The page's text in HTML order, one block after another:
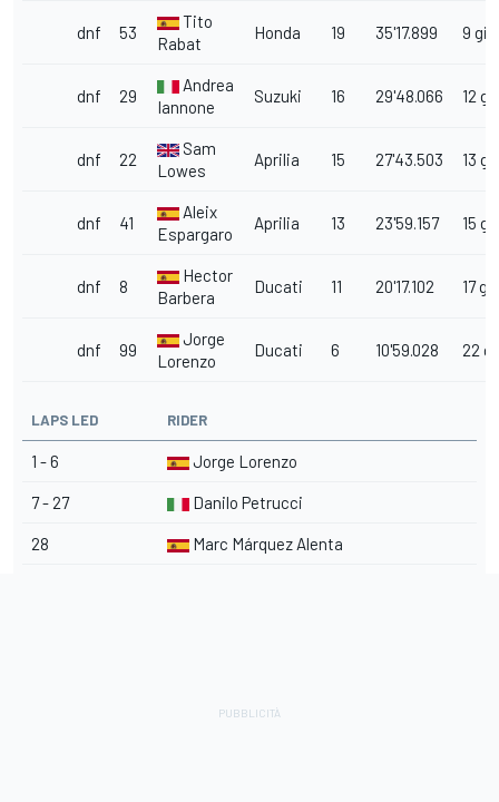
dnf 53
Tito
Rabat
Honda 19 35'17.899 9 giri
dnf 29
Andrea
Iannone
Suzuki 16 29'48.066 12
dnf 22
Sam
Lowes
Aprilia 15 27'43.503 13
dnf 41
Aleix
Espargaro
Aprilia 13 23'59.157 15
dnf 8
Hector
Barbera
Ducati 11 20'17.102 17
dnf 99
Jorge
Lorenzo
Ducati 6 10'59.028 22
LAPS LED RIDER
1 - 6 Jorge Lorenzo
7 - 27 Danilo Petrucci
28 Marc Márquez Alenta